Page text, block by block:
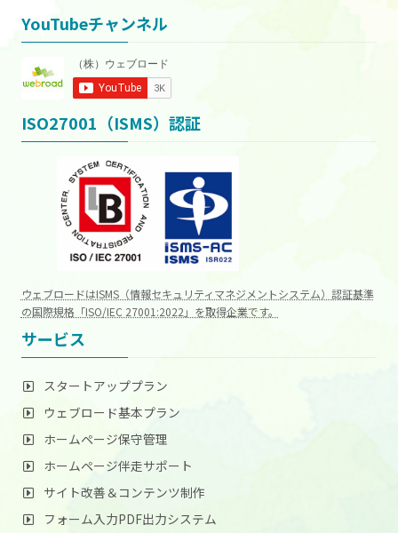
YouTubeチャンネル
ISO27001（ISMS）認証
ウェブロードはISMS（情報セキュリティマネジメントシステム）認証基準
の国際規格「ISO/IEC 27001:2022」を取得企業です。
サービス
スタートアッププラン
ウェブロード基本プラン
ホームページ保守管理
ホームページ伴走サポート
サイト改善＆コンテンツ制作
フォーム入力PDF出力システム